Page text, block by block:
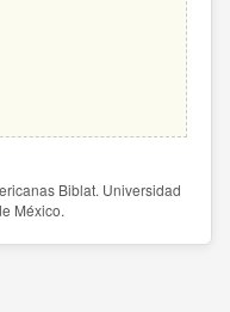
Biblat. Universidad
México.